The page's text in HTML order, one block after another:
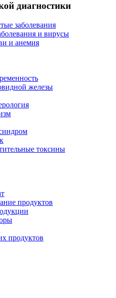
диагностики
заболевания
и вирусы
и анемия
железы
токсины
продуктов
продуктов